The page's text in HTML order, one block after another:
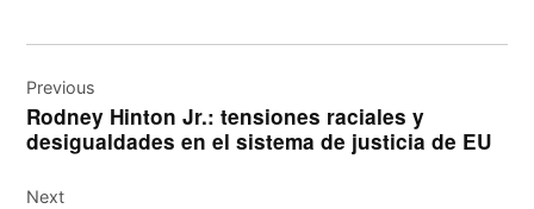
de
entradas
Previous
Rodney Hinton Jr.: tensiones raciales y
desigualdades en el sistema de justicia de EU
Next